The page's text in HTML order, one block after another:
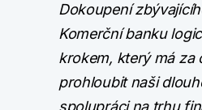
Dokoupení
Komerční banku
krokem, který má za
prohloubit naši
spolupráci na trhu